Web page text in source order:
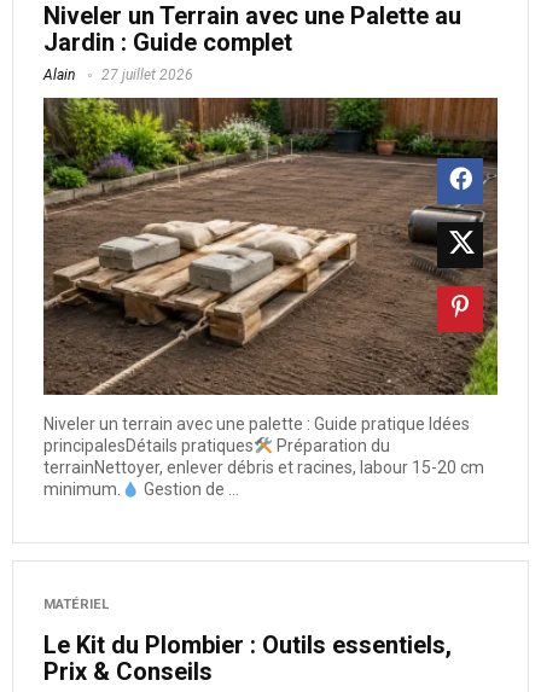
Niveler un Terrain avec une Palette au
Jardin : Guide complet
Alain 27 juillet 2026
Niveler un terrain avec une palette : Guide pratique Idées
principalesDétails pratiques
Préparation du
terrainNettoyer, enlever débris et racines, labour 15-20 cm
minimum.
Gestion de ...
MATÉRIEL
Le Kit du Plombier : Outils essentiels,
Prix & Conseils